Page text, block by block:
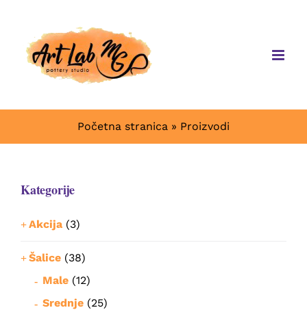
content
Početna stranica » Proizvodi
Kategorije
Akcija (3)
Šalice (38)
Male (12)
Srednje (25)